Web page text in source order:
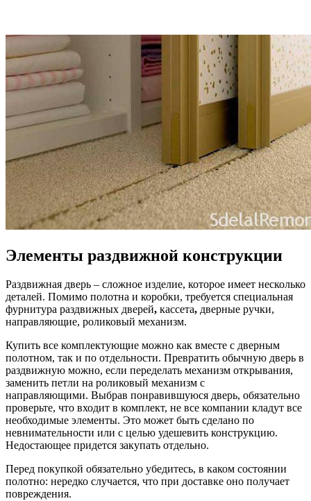
Элементы раздвижной конструкции
Раздвижная дверь – сложное изделие, которое имеет несколько
деталей. Помимо полотна и коробки, требуется специальная
фурнитура раздвижных дверей, кассета, дверные ручки,
направляющие, роликовый механизм.
Купить все комплектующие можно как вместе с дверным
полотном, так и по отдельности. Превратить обычную дверь в
раздвижную можно, если переделать механизм открывания,
заменить петли на роликовый механизм с
направляющими. Выбрав понравившуюся дверь, обязательно
проверьте, что входит в комплект, не все компании кладут все
необходимые элементы. Это может быть сделано по
невнимательности или с целью удешевить конструкцию.
Недостающее придется закупать отдельно.
Перед покупкой обязательно убедитесь, в каком состоянии
полотно: нередко случается, что при доставке оно получает
повреждения.